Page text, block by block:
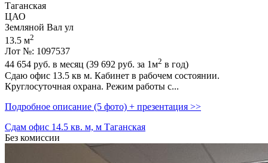
Таганская
ЦАО
Земляной Вал ул
13.5 м2
Лот №: 1097537
44 654 руб. в месяц (39 692 руб. за 1м2 в год)
Сдаю офис 13.5 кв м. Кабинет в рабочем состоянии.
Круглосуточная охрана. Режим работы с...
Подробное описание (5 фото) + презентация >>
Сдам офис 14.5 кв. м, м Таганская
Без комиссии